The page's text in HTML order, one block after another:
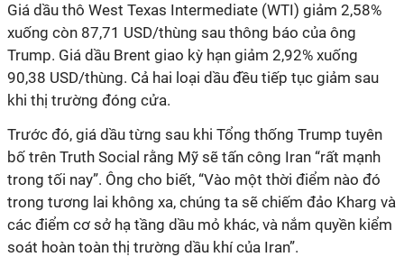
Giá dầu thô West Texas Intermediate (WTI) giảm 2,58%
xuống còn 87,71 USD/thùng sau thông báo của ông
Trump. Giá dầu Brent giao kỳ hạn giảm 2,92% xuống
90,38 USD/thùng. Cả hai loại dầu đều tiếp tục giảm sau
khi thị trường đóng cửa.
Trước đó, giá dầu từng sau khi Tổng thống Trump tuyên
bố trên Truth Social rằng Mỹ sẽ tấn công Iran “rất mạnh
trong tối nay”. Ông cho biết, “Vào một thời điểm nào đó
trong tương lai không xa, chúng ta sẽ chiếm đảo Kharg và
các điểm cơ sở hạ tầng dầu mỏ khác, và nắm quyền kiểm
soát hoàn toàn thị trường dầu khí của Iran”.